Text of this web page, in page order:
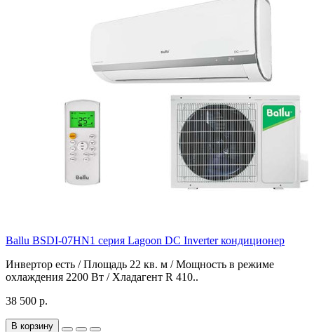
Ballu BSDI-07HN1 серия Lagoon DC Inverter кондиционер
Инвертор есть / Площадь 22 кв. м / Мощность в режиме
охлаждения 2200 Вт / Хладагент R 410..
38 500 р.
В корзину